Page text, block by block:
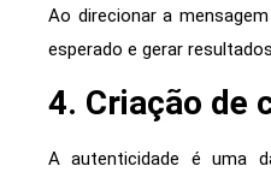
Ao direcionar a
esperado e gerar
4. Criação de
A autenticidade é uma